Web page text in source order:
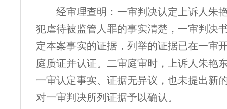
经审理查明：一审判决认定上诉人朱
犯虐待被监管人罪的事实清楚，一审判决
定本案事实的证据，列举的证据已在一审
庭质证并认证。二审庭审时，上诉人朱艳
一审认定事实、证据无异议，也未提出新
对一审判决所列证据予以确认。